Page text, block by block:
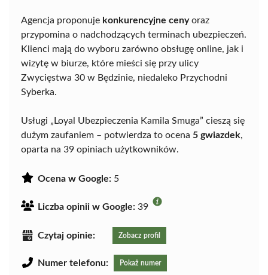
Agencja proponuje konkurencyjne cenyoraz
przypomina o nadchodzących terminach ubezpieczeń.
Klienci mają do wyboru zarówno obsługę online, jak i
wizytę w biurze, które mieści się przy ulicy
Zwycięstwa 30 w Będzinie, niedaleko Przychodni
Syberka.
Usługi „Loyal Ubezpieczenia Kamila Smuga” cieszą się
dużym zaufaniem – potwierdza to ocena 5 gwiazdek,
oparta na 39 opiniach użytkowników.
Ocena w Google: 5
Liczba opinii w Google: 39
Czytaj opinie: Zobacz profil
Numer telefonu: Pokaż numer